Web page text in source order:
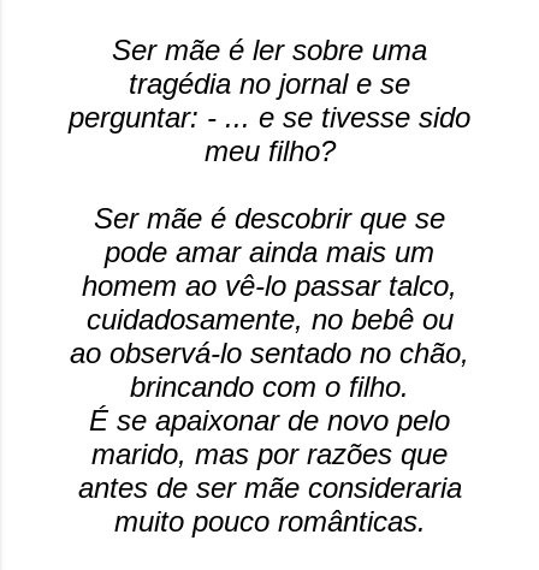
Ser mãe é ler sobre uma
tragédia no jornal e se
perguntar: - ... e se tivesse sido
meu filho?
Ser mãe é descobrir que se
pode amar ainda mais um
homem ao vê-lo passar talco,
cuidadosamente, no bebê ou
ao observá-lo sentado no chão,
brincando com o filho.
É se apaixonar de novo pelo
marido, mas por razões que
antes de ser mãe consideraria
muito pouco românticas.